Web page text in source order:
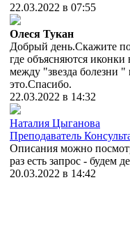
22.03.2022 в 07:55
Олеся Тукан
Добрый день.Скажите
где объясняются иконки
между "звезда болезни
это.Спасибо.
22.03.2022 в 14:32
Наталия Цыганова
Преподаватель
Описания можно
раз есть запрос - будем
20.03.2022 в 14:42